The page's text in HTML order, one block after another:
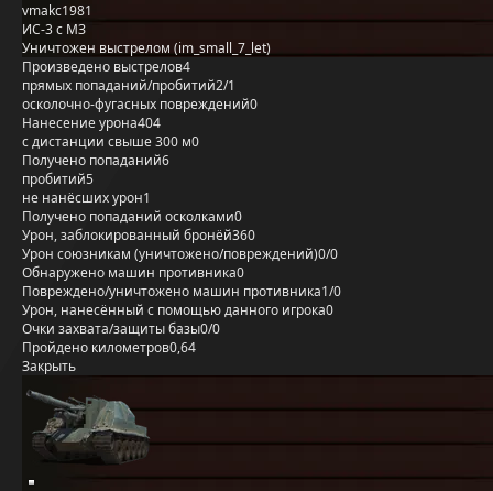
vmakc1981
ИС-3 с МЗ
Уничтожен выстрелом (im_small_7_let)
Произведено выстрелов4
прямых попаданий/пробитий2/1
осколочно-фугасных повреждений0
Нанесение урона404
с дистанции свыше 300 м0
Получено попаданий6
пробитий5
не нанёсших урон1
Получено попаданий осколками0
Урон, заблокированный бронёй360
Урон союзникам (уничтожено/повреждений)0/0
Обнаружено машин противника0
Повреждено/уничтожено машин противника1/0
Урон, нанесённый с помощью данного игрока0
Очки захвата/защиты базы0/0
Пройдено километров0,64
Закрыть